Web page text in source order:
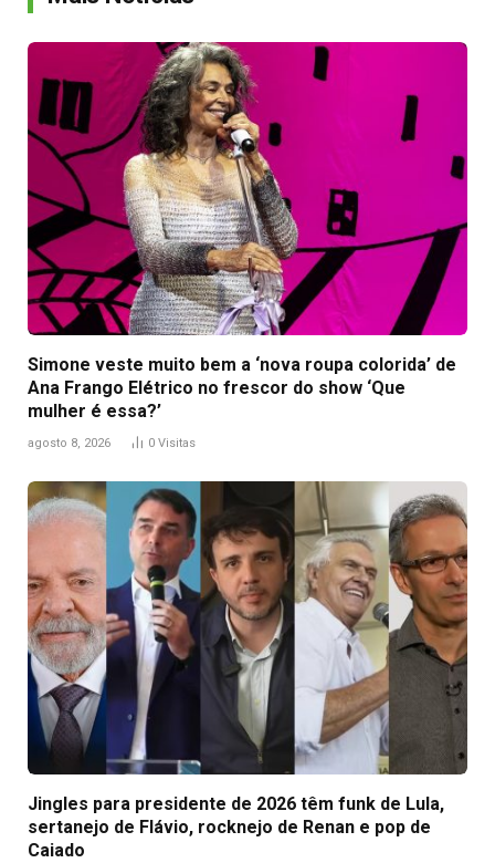
Simone veste muito bem a ‘nova roupa colorida’ de
Ana Frango Elétrico no frescor do show ‘Que
mulher é essa?’
agosto 8, 2026 0 Visitas
Jingles para presidente de 2026 têm funk de Lula,
sertanejo de Flávio, rocknejo de Renan e pop de
Caiado